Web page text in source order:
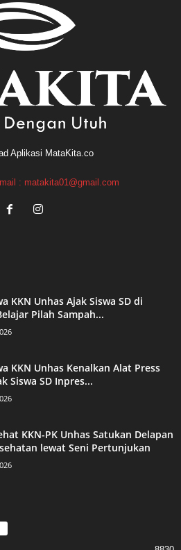
: matakita01@gmail.com
KKN Unhas Ajak Siswa SD di
Pilah Sampah...
KKN Unhas Kenalkan Alat Press
Siswa SD Inpres...
KKN-PK Unhas Satukan Delapan
lewat Seni Pertunjukan